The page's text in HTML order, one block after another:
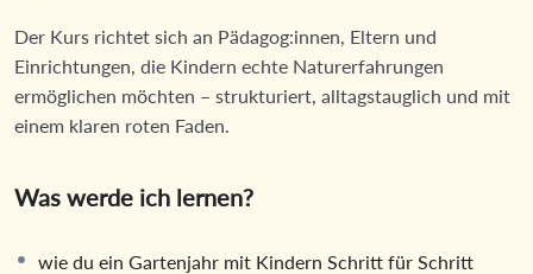
Der Kurs richtet sich an Pädagog:innen, Eltern und
Einrichtungen, die Kindern echte Naturerfahrungen
ermöglichen möchten – strukturiert, alltagstauglich und mit
einem klaren roten Faden.
Was werde ich lernen?
wie du ein Gartenjahr mit Kindern Schritt für Schritt